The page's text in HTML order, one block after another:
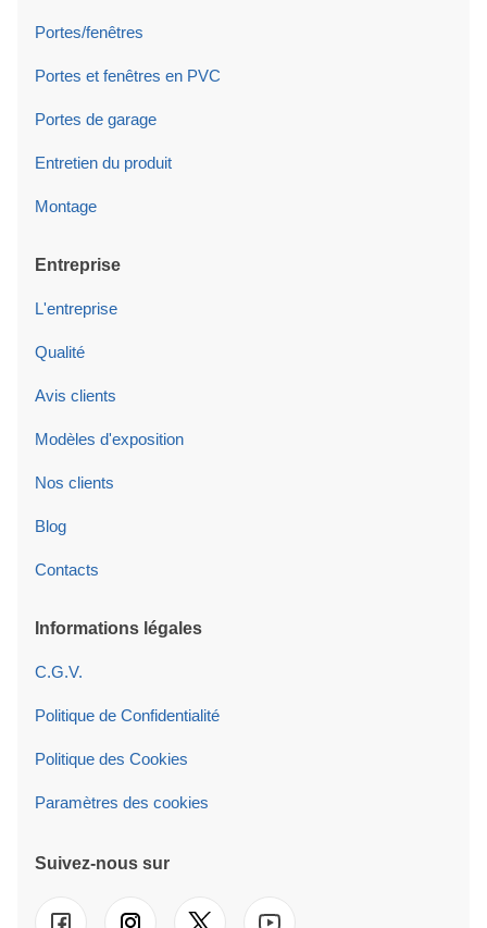
Portes/fenêtres
Portes et fenêtres en PVC
Portes de garage
Entretien du produit
Montage
Entreprise
L'entreprise
Qualité
Avis clients
Modèles d'exposition
Nos clients
Blog
Contacts
Informations légales
C.G.V.
Politique de Confidentialité
Politique des Cookies
Paramètres des cookies
Suivez-nous sur